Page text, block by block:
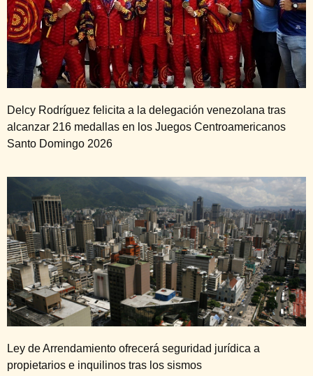
Delcy Rodríguez felicita a la delegación venezolana tras
alcanzar 216 medallas en los Juegos Centroamericanos
Santo Domingo 2026
Ley de Arrendamiento ofrecerá seguridad jurídica a
propietarios e inquilinos tras los sismos